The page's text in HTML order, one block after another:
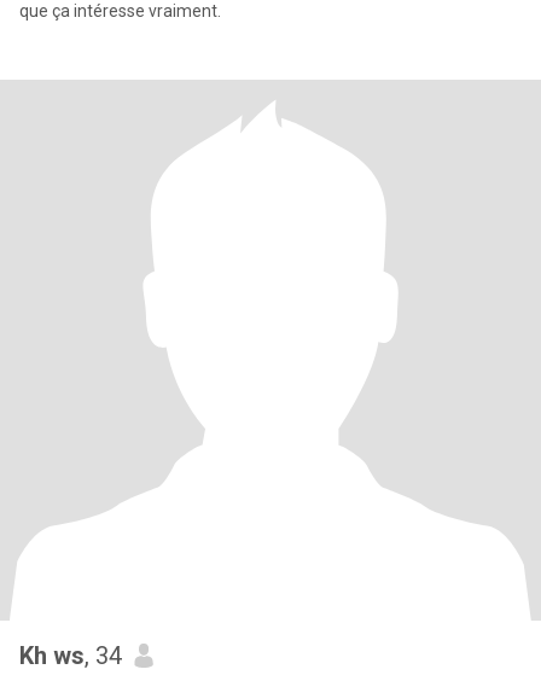
que ça intéresse vraiment.
Kh ws, 34